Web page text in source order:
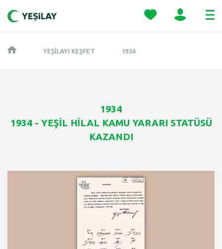
YEŞILAYI KEŞFET 1934
1934
1934 - YEŞİL HİLAL KAMU YARARI STATÜSÜ
KAZANDI